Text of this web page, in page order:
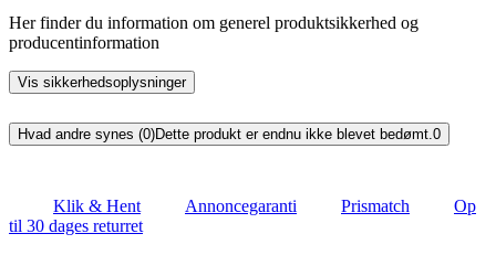
Her finder du information om generel produktsikkerhed og
producentinformation
Vis sikkerhedsoplysninger
Hvad andre synes (0)Dette produkt er endnu ikke blevet bedømt.0
Klik & Hent Annoncegaranti Prismatch
Op
til 30 dages returret